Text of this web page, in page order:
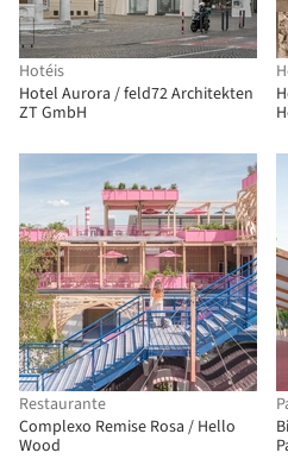
Hotéis
Hotel Aurora / feld72 Architekten
ZT GmbH
Restaurante
Complexo Remise Rosa / Hello
Wood